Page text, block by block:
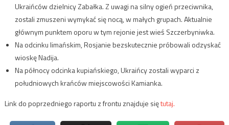
Ukraińców dzielnicy Zabałka. Z uwagi na silny ogień przeciwnika,
zostali zmuszeni wymykać się nocą, w małych grupach. Aktualnie
głównym punktem oporu w tym rejonie jest wieś Szczerbyniwka.
Na odcinku limańskim, Rosjanie bezskutecznie próbowali odzyskać
wioskę Nadija.
Na północy odcinka kupiańskiego, Ukraińcy zostali wyparci z
południowych krańców miejscowości Kamianka.
Link do poprzedniego raportu z frontu znajduje siętutaj.